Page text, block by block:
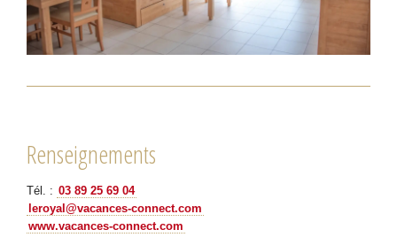
Renseignements
Tél. : 03 89 25 69 04
leroyal@vacances-connect.com
www.vacances-connect.com